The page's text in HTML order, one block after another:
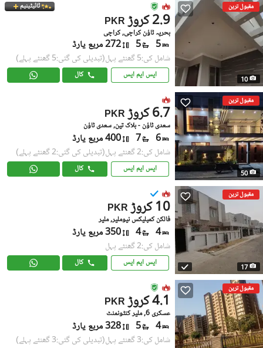
مقبول ترین
10
ٹائیٹینیم
PKR 2.9 کروڑ
بحریہ ٹاؤن کراچی, کراچی
5
5 272 مربع یارڈ
شامل کی:5 گھنٹے پہل (تبدیلی کی گئی:5 گھنٹے پہلے)
ایس ایم ایس کال
مقبول ترین
50
PKR 6.7 کروڑ
سعدی ٹاؤن - بلاک تین, سعدی ٹاؤن
6
7 400 مربع یارڈ
شامل کی:2 گھنٹے پہل (تبدیلی کی گئی:2 گھنٹے پہلے)
ایس ایم ایس کال
مقبول ترین
17
PKR 10 کروڑ
فالکن کمپلیکس نیوملیر, ملیر
4
4 350 مربع یارڈ
شامل کی:2 گھنٹے پہل
ایس ایم ایس کال
مقبول ترین
PKR 4.1 کروڑ
عسکری 6, ملیر کنٹونمنٹ
4
5 328 مربع یارڈ
شامل کی:3 گھنٹے پہل (تبدیلی کی گئی:3 گھنٹے پہلے)